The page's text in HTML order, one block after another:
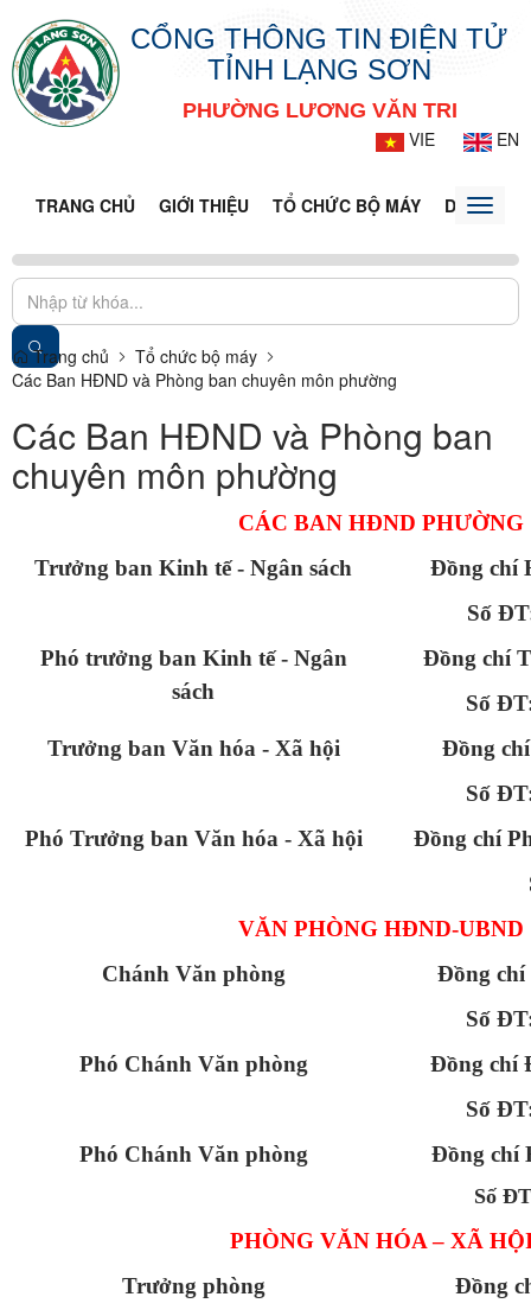
CỔNG THÔNG TIN ĐIỆN TỬ
TỈNH LẠNG SƠN
PHƯỜNG LƯƠNG VĂN TRI
VIE
EN
TRANG CHỦ GIỚI THIỆU TỔ CHỨC BỘ MÁY DOANH
Toggle
Trang chủ
Tổ chức bộ máy
Các Ban HĐND và Phòng ban chuyên môn phường
Các Ban HĐND và Phòng ban
chuyên môn phường
CÁC BAN HĐND PHƯỜNG
Trưởng ban Kinh tế - Ngân sách
Đồng chí
Số
Phó trưởng ban Kinh tế - Ngân
sách
Đồng chí
Số
Trưởng ban Văn hóa - Xã hội
Đồng
Số
Phó Trưởng ban Văn hóa - Xã hội
Đồng chí
VĂN PHÒNG HĐND-UBND
Chánh Văn phòng
Đồng chí
Số
Phó Chánh Văn phòng
Đồng chí
Số
Phó Chánh Văn phòng
Đồng chí
Số
PHÒNG VĂN HÓA – XÃ
Trưởng phòng
Đồng